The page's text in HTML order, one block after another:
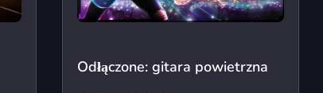
Odłączone: gitara powietrzna